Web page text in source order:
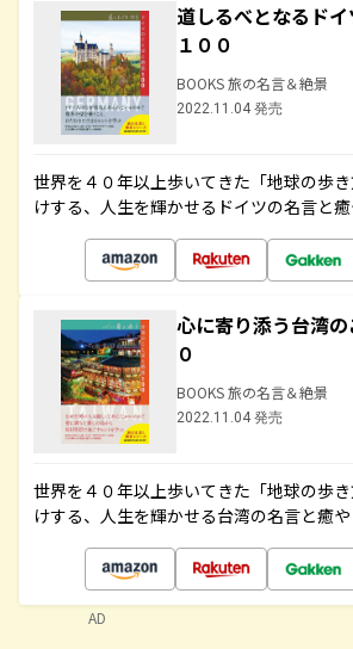
道しるべとなるド
１００
BOOKS 旅の名言＆絶景
2022.11.04 発売
世界を４０年以上歩いてきた「地球の歩
けする、人生を輝かせるドイツの名言と
心に寄り添う台湾
０
BOOKS 旅の名言＆絶景
2022.11.04 発売
世界を４０年以上歩いてきた「地球の歩
けする、人生を輝かせる台湾の名言と癒
AD